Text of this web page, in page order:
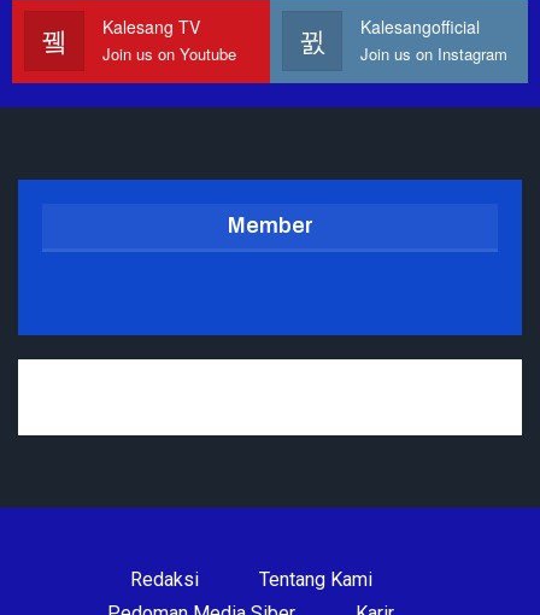
Kalesang TV
Join us on Youtube
Kalesangofficial
Join us on Instagram
Member
Redaksi
Tentang Kami